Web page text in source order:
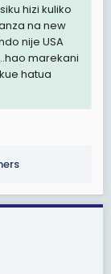
hizi kuliko
na new
nije USA
marekani
hatua